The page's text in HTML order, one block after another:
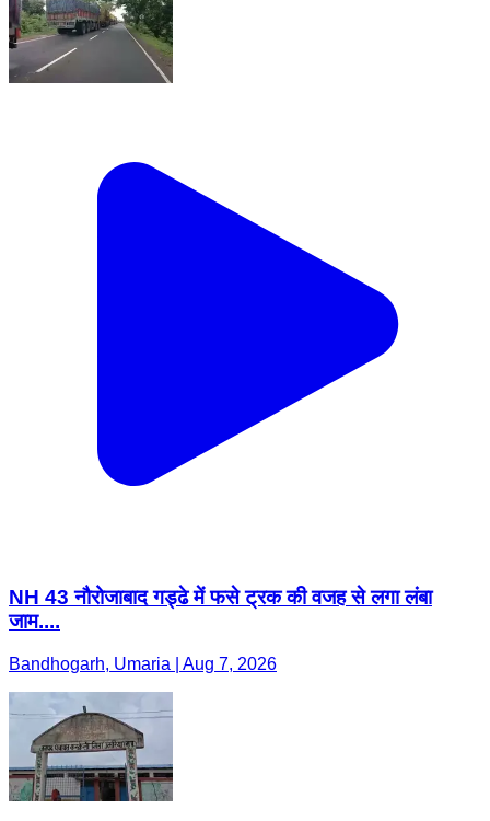
NH 43 नौरोजाबाद गड्ढे में फसे ट्रक की वजह से लगा लंबा
जाम....
Bandhogarh, Umaria | Aug 7, 2026